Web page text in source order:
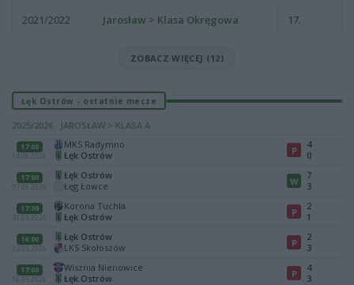
2021/2022
Jarosław > Klasa Okręgowa 17.
ZOBACZ WIĘCEJ (12)
Łęk Ostrów - ostatnie mecze
2025/2026 · JAROSŁAW > KLASA A
17:00
14.06.2026
MKS Radymno
Łęk Ostrów
P
4
0
17:00
07.06.2026
Łęk Ostrów
Łęg Łowce
W
7
3
17:00
31.05.2026
Korona Tuchla
Łęk Ostrów
P
2
1
16:00
23.05.2026
Łęk Ostrów
LKS Skołoszów
P
2
3
17:00
16.05.2026
Wisznia Nienowice
Łęk Ostrów
P
4
3